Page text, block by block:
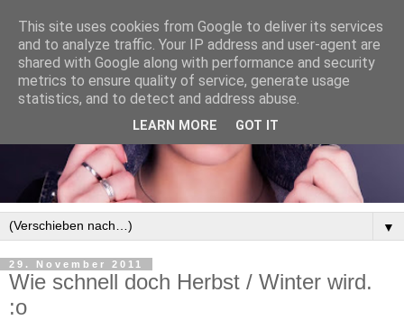
▼
29. November 2011
Wie schnell doch Herbst / Winter wird.
:o
This site uses cookies from Google to deliver its services
and to analyze traffic. Your IP address and user-agent are
shared with Google along with performance and security
metrics to ensure quality of service, generate usage
statistics, and to detect and address abuse.
LEARN MORE GOT IT